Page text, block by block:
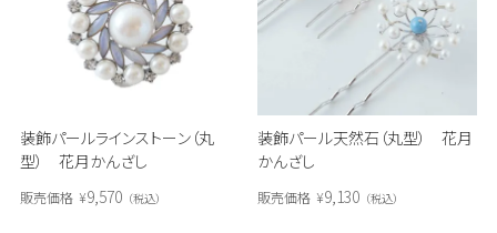
装飾パールラインストーン（丸
型） 花月かんざし
販売価格 ¥9,570 税込
装飾パール天然石（丸型） 花月
かんざし
販売価格 ¥9,130 税込